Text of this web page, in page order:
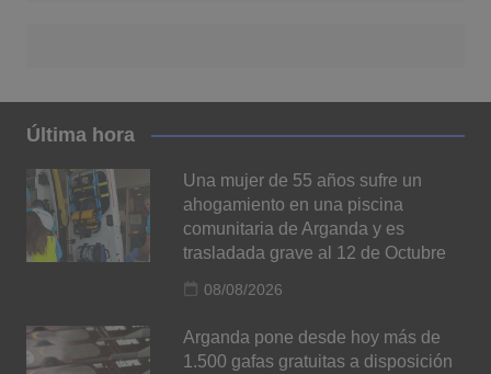
Última hora
Una mujer de 55 años sufre un
ahogamiento en una piscina
comunitaria de Arganda y es
trasladada grave al 12 de Octubre
08/08/2026
Arganda pone desde hoy más de
1.500 gafas gratuitas a disposición